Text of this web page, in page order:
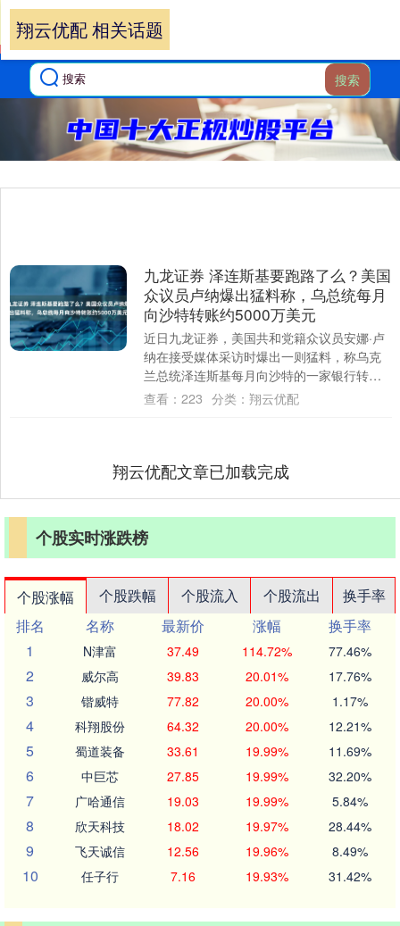
搜索
翔云优配 相关话题
九龙证券 泽连斯基要跑路了么？美国
众议员卢纳爆出猛料称，乌总统每月
向沙特转账约5000万美元
近日九龙证券，美国共和党籍众议员安娜·卢
纳在接受媒体采访时爆出一则猛料，称乌克
兰总统泽连斯基每月向沙特的一家银行转账
约5000万美元，并暗示这可能涉及洗钱行
查看： 223 分类： 翔云优配
翔云优配文章已加载完成
个股实时涨跌榜
个股涨幅 个股跌幅 个股流入 个股流出
换手率
排名
名称 最新价 涨幅
换手率
1
N津富 37.49 114.72% 77.46%
2 威尔高 39.83 20.01% 17.76%
3 锴威特 77.82 20.00% 1.17%
4 科翔股份 64.32 20.00% 12.21%
5 蜀道装备 33.61 19.99% 11.69%
6 中巨芯 27.85 19.99% 32.20%
7 广哈通信 19.03 19.99% 5.84%
8 欣天科技 18.02 19.97% 28.44%
9 飞天诚信 12.56 19.96% 8.49%
10 任子行 7.16 19.93% 31.42%